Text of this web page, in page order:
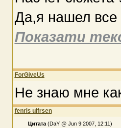
Да,я нашел все
Показати
ForGiveUs
Не знаю мне
fenris ulfrsen
Цитата (DaY @ Jun 9 2007, 12:11)